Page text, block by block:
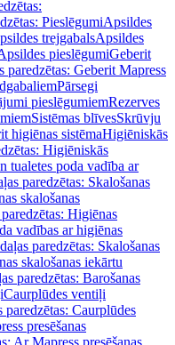
PieslēgumiApsildes
trejgabalsApsildes
pieslēgumiGeberit
paredzētas: Geberit Mapress
Pārsegi
pieslēgumiemRezerves
Sistēmas blīvesSkrūvju
higiēnas sistēmaHigiēniskās
Higiēniskās
tualetes poda vadība ar
paredzētas: Skalošanas
skalošanas
Higiēnas
vadības ar higiēnas
paredzētas: Skalošanas
skalošanas iekārtu
paredzētas: Barošanas
Caurplūdes ventiļi
paredzētas: Caurplūdes
presēšanas
Ar Mapress presēšanas